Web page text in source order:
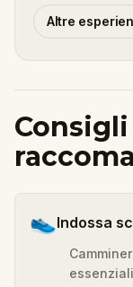
Altre
Consigli
👟Indossa